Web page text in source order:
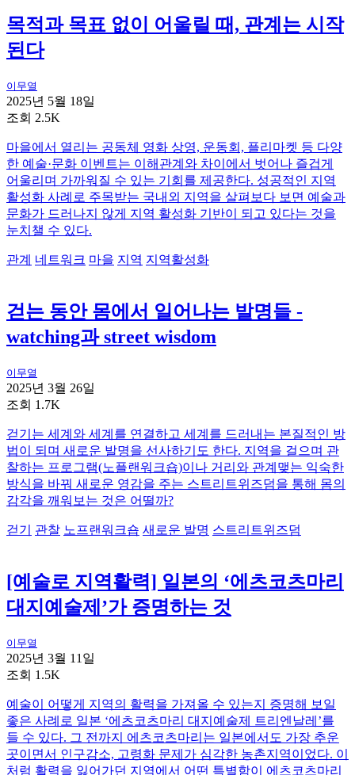
목적과 목표 없이 어울릴 때, 관계는 시작
된다
이무열
2025년 5월 18일
조회 2.5K
마을에서 열리는 공동체 영화 상영, 운동회, 플리마켓 등 다양
한 예술·문화 이벤트는 이해관계와 차이에서 벗어나 즐겁게
어울리며 가까워질 수 있는 기회를 제공한다. 성공적인 지역
활성화 사례로 주목받는 국내외 지역을 살펴보다 보면 예술과
문화가 드러나지 않게 지역 활성화 기반이 되고 있다는 것을
눈치챌 수 있다.
관계 네트워크 마을 지역 지역활성화
걷는 동안 몸에서 일어나는 발명들 -
watching과 street wisdom
이무열
2025년 3월 26일
조회 1.7K
걷기는 세계와 세계를 연결하고 세계를 드러내는 본질적인 방
법이 되며 새로운 발명을 선사하기도 한다. 지역을 걸으며 관
찰하는 프로그램(노플랜워크숍)이나 거리와 관계맺는 익숙한
방식을 바꿔 새로운 영감을 주는 스트리트위즈덤을 통해 몸의
감각을 깨워보는 것은 어떨까?
걷기 관찰 노프랜워크숍 새로운 발명 스트리트위즈덤
[예술로 지역활력] 일본의 ‘에츠코츠마리
대지예술제’가 증명하는 것
이무열
2025년 3월 11일
조회 1.5K
예술이 어떻게 지역의 활력을 가져올 수 있는지 증명해 보일
좋은 사례로 일본 ‘에츠코츠마리 대지예술제 트리엔날레’를
들 수 있다. 그 전까지 에츠코츠마리는 일본에서도 가장 추운
곳이면서 인구감소, 고령화 문제가 심각한 농촌지역이었다. 이
처럼 활력을 잃어가던 지역에서 어떤 특별함이 에츠코츠마리